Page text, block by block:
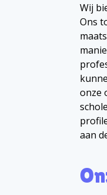
Wij
Ons
onze
aan